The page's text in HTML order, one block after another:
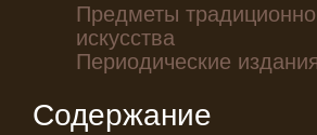
Предметы
искусства
Периодические
Содержание